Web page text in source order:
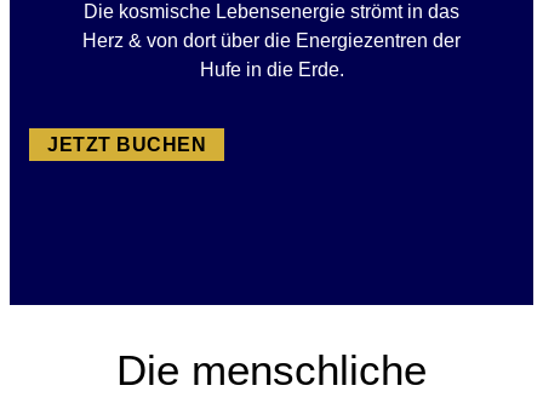
Die kosmische Lebensenergie strömt in das
Herz & von dort über die Energiezentren der
Hufe in die Erde.
JETZT BUCHEN
Die menschliche